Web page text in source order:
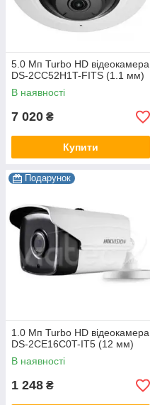
5.0 Мп Turbo HD відеокамера
DS-2CC52H1T-FITS (1.1 мм)
В наявності
7 020 ₴
Купити
Подарунок
1.0 Мп Turbo HD відеокамера
DS-2CE16C0T-IT5 (12 мм)
В наявності
1 248 ₴